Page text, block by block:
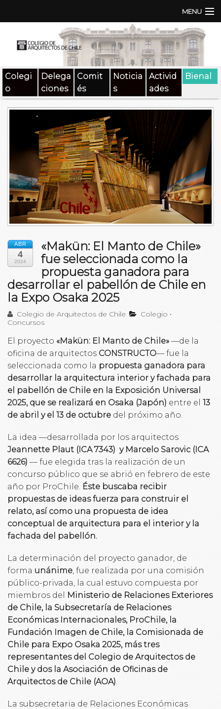
MENU
Documentos
Beneficios
Medios
Contacto
Buscar:
Colegi
o
Delega
ciones
Comit
és
Noticia
s
Activid
ades
Bienal
ABR
4
2024
«Makün: El Manto de Chile»
fue seleccionada como la
propuesta ganadora para
desarrollar el pabellón de Chile en
la Expo Osaka 2025
Colegio de Arquitectos de Chile Colegio •
Concursos
El proyecto «Makün: El Manto de Chile» —de la
oficina de arquitectos CONSTRUCTO— fue la
seleccionada como la propuesta ganadora para
desarrollar la arquitectura interior y fachada para
el pabellón de Chile en la Exposición Universal
2025, que se realizará en Osaka (Japón) entre el 13
de abril y el 13 de octubre del próximo año.
La idea —desarrollada por los arquitectos
Jeannette Plaut (ICA 7343) y Marcelo Sarovic (ICA
6626) — fue elegida tras la realización de un
concurso público que se abrió en febrero de este
año por ProChile. Éste buscaba recibir
propuestas de ideas fuerza para construir el
relato, así como una propuesta de idea
conceptual de arquitectura para el interior y la
fachada del pabellón.
La determinación del proyecto ganador, de
forma unánime , fue realizada por una comisión
público-privada, la cual estuvo compuesta por
miembros del
Ministerio de Relaciones Exteriores
de Chile, la Subsecretaría de Relaciones
Económicas Internacionales, ProChile, la
Fundación Imagen de Chile, la Comisionada de
Chile para Expo Osaka 2025, más tres
representantes del Colegio de Arquitectos de
Chile y dos la Asociación de Oficinas de
Arquitectos de Chile (AOA)
La subsecretaria de Relaciones Económicas